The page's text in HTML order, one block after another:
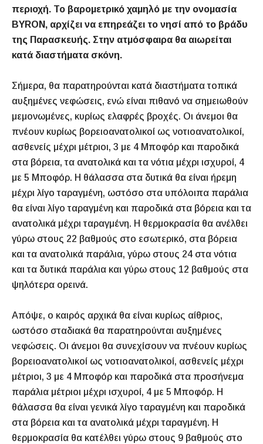
περιοχή. Το βαρομετρικό χαμηλό με την ονομασία
BYRON, αρχίζει να επηρεάζει το νησί από το βράδυ
της Παρασκευής. Στην ατμόσφαιρα θα αιωρείται
κατά διαστήματα σκόνη.
Σήμερα, θα παρατηρούνται κατά διαστήματα τοπικά
αυξημένες νεφώσεις, ενώ είναι πιθανό να σημειωθούν
μεμονωμένες, κυρίως ελαφρές βροχές. Οι άνεμοι θα
πνέουν κυρίως βορειοανατολικοί ως νοτιοανατολικοί,
ασθενείς μέχρι μέτριοι, 3 με 4 Μποφόρ και παροδικά
στα βόρεια, τα ανατολικά και τα νότια μέχρι ισχυροί, 4
με 5 Μποφόρ. Η θάλασσα στα δυτικά θα είναι ήρεμη
μέχρι λίγο ταραγμένη, ωστόσο στα υπόλοιπα παράλια
θα είναι λίγο ταραγμένη και παροδικά στα βόρεια και τα
ανατολικά μέχρι ταραγμένη. Η θερμοκρασία θα ανέλθει
γύρω στους 22 βαθμούς στο εσωτερικό, στα βόρεια
και τα ανατολικά παράλια, γύρω στους 24 στα νότια
και τα δυτικά παράλια και γύρω στους 12 βαθμούς στα
ψηλότερα ορεινά.
Απόψε, ο καιρός αρχικά θα είναι κυρίως αίθριος,
ωστόσο σταδιακά θα παρατηρούνται αυξημένες
νεφώσεις. Οι άνεμοι θα συνεχίσουν να πνέουν κυρίως
βορειοανατολικοί ως νοτιοανατολικοί, ασθενείς μέχρι
μέτριοι, 3 με 4 Μποφόρ και παροδικά στα προσήνεμα
παράλια μέτριοι μέχρι ισχυροί, 4 με 5 Μποφόρ. Η
θάλασσα θα είναι γενικά λίγο ταραγμένη και παροδικά
στα βόρεια και τα ανατολικά μέχρι ταραγμένη. Η
θερμοκρασία θα κατέλθει γύρω στους 9 βαθμούς στο